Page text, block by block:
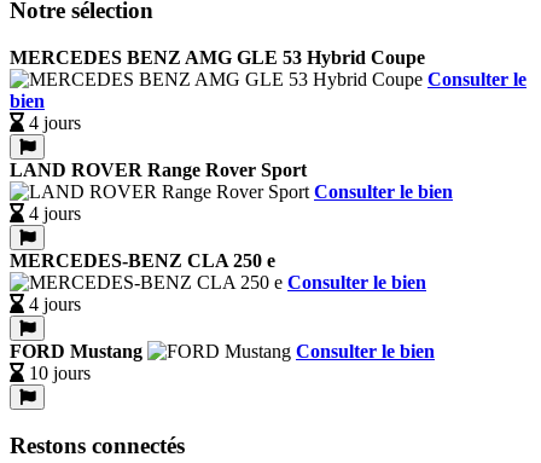
Notre sélection
MERCEDES BENZ AMG GLE 53 Hybrid Coupe
Consulter le
bien
4 jours
LAND ROVER Range Rover Sport
Consulter le bien
4 jours
MERCEDES-BENZ CLA 250 e
Consulter le bien
4 jours
FORD Mustang
Consulter le bien
10 jours
Restons connectés